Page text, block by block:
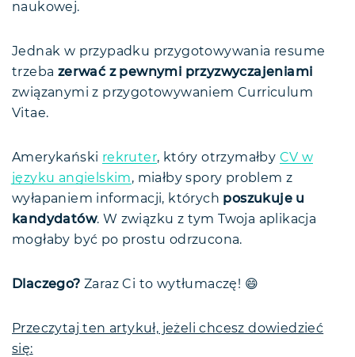
Doświadczenie — czyli work
experience
Wykształcenie — czyli education
Jak przygotować resume? Dobre
Resume — FAQ
Podsumowanie
naukowej.
Jednak w przypadku przygotowywania resume
trzeba zerwać z pewnymi przyzwyczajeniami
związanymi z przygotowywaniem Curriculum
Vitae.
Amerykański rekruter, który otrzymałby CV w
języku angielskim, miałby spory problem z
wyłapaniem informacji, których poszukuje u
kandydatów. W związku z tym Twoja aplikacja
mogłaby być po prostu odrzucona.
Dlaczego? Zaraz Ci to wytłumaczę! 😄
Przeczytaj ten artykuł, jeżeli chcesz dowiedzieć
się: